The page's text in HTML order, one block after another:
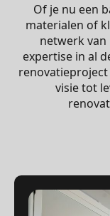
Of je nu een
materialen of
netwerk
expertise in al
visie tot